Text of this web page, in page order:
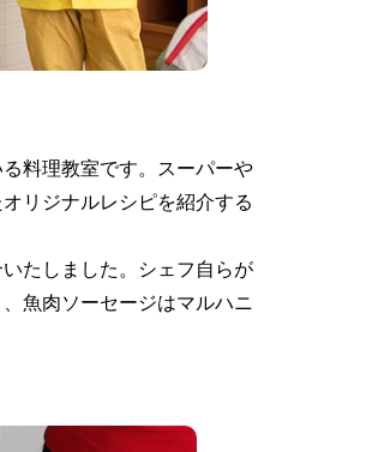
料理教室です。スーパーや
リジナルレシピを紹介する
たしました。シェフ自らが
魚肉ソーセージはマルハニ